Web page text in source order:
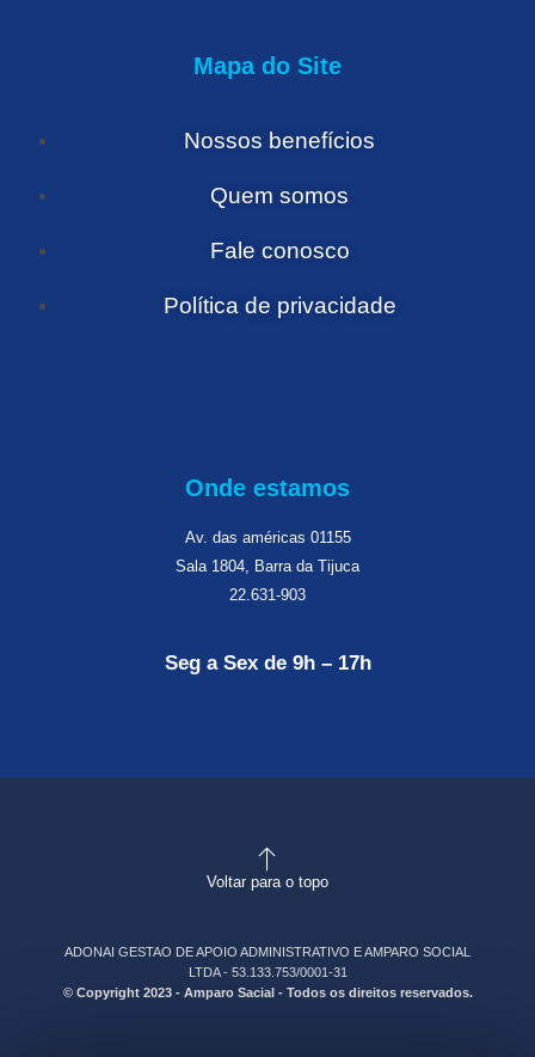
Mapa do Site
Nossos benefícios
Quem somos
Fale conosco
Política de privacidade
Onde estamos
Av. das américas 01155
Sala 1804, Barra da Tijuca
22.631-903
Seg a Sex de 9h – 17h
Voltar para o topo
ADONAI GESTAO DE APOIO ADMINISTRATIVO E AMPARO SOCIAL
LTDA - 53.133.753/0001-31
© Copyright 2023 - Amparo Sacial - Todos os direitos reservados.